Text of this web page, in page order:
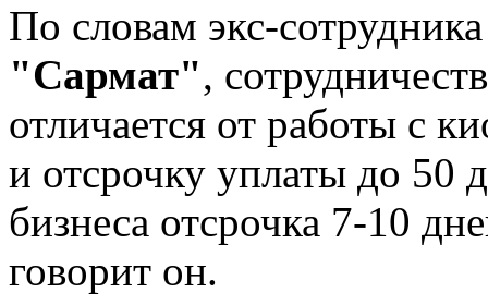
По словам экс-
"Сармат",
отличается от работы с
и отсрочку уплаты до 50
бизнеса отсрочка 7-10
говорит он.